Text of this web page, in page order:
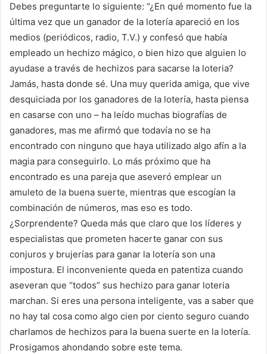
Debes preguntarte lo siguiente: “¿En qué momento fue la
última vez que un ganador de la lotería apareció en los
medios (periódicos, radio, T.V.) y confesó que había
empleado un hechizo mágico, o bien hizo que alguien lo
ayudase a través de hechizos para sacarse la loteria?
Jamás, hasta donde sé. Una muy querida amiga, que vive
desquiciada por los ganadores de la lotería, hasta piensa
en casarse con uno – ha leído muchas biografías de
ganadores, mas me afirmó que todavía no se ha
encontrado con ninguno que haya utilizado algo afín a la
magia para conseguirlo. Lo más próximo que ha
encontrado es una pareja que aseveró emplear un
amuleto de la buena suerte, mientras que escogían la
combinación de números, mas eso es todo.
¿Sorprendente? Queda más que claro que los líderes y
especialistas que prometen hacerte ganar con sus
conjuros y brujerías para ganar la lotería son una
impostura. El inconveniente queda en patentiza cuando
aseveran que “todos” sus hechizo para ganar loteria
marchan. Si eres una persona inteligente, vas a saber que
no hay tal cosa como algo cien por ciento seguro cuando
charlamos de hechizos para la buena suerte en la lotería.
Prosigamos ahondando sobre este tema.